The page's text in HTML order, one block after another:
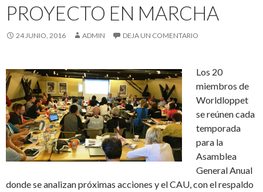
PROYECTO EN MARCHA
24 JUNIO, 2016 ADMIN DEJA UN COMENTARIO
Los 20
miembros de
Worldloppet
se reúnen cada
temporada
para la
Asamblea
General Anual
donde se analizan próximas acciones y el CAU, con el respaldo